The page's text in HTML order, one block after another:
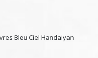
Bleu Ciel Handaiyan